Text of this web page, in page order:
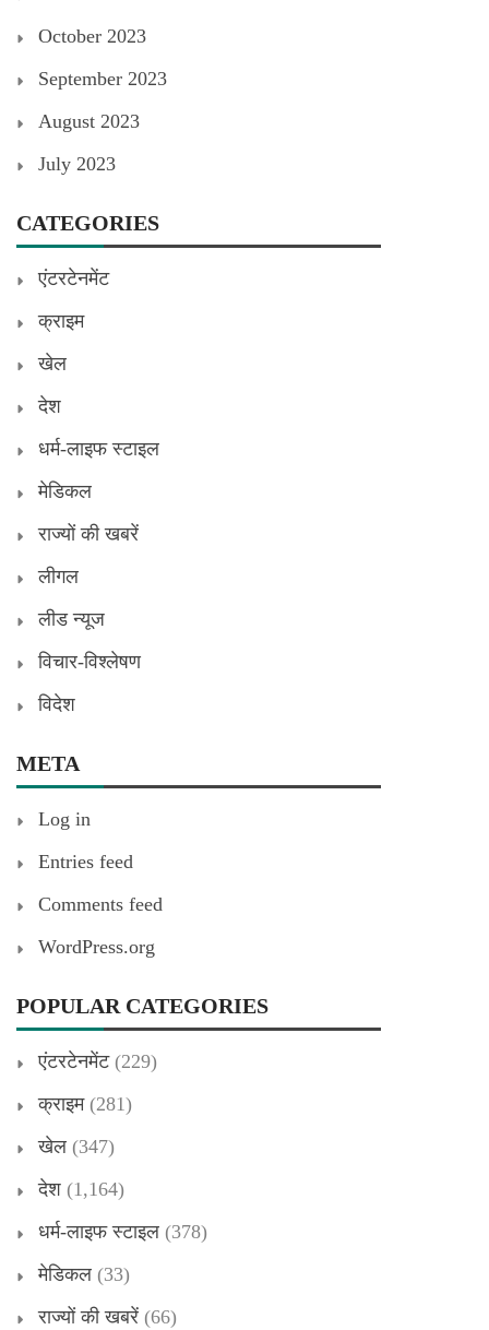
October 2023
September 2023
August 2023
July 2023
CATEGORIES
एंटरटेनमेंट
क्राइम
खेल
देश
धर्म-लाइफ स्टाइल
मेडिकल
राज्यों की खबरें
लीगल
लीड न्यूज
विचार-विश्लेषण
विदेश
META
Log in
Entries feed
Comments feed
WordPress.org
POPULAR CATEGORIES
एंटरटेनमेंट(229)
क्राइम(281)
खेल (347)
देश (1,164)
धर्म-लाइफ स्टाइल (378)
मेडिकल (33)
राज्यों की खबरें (66)